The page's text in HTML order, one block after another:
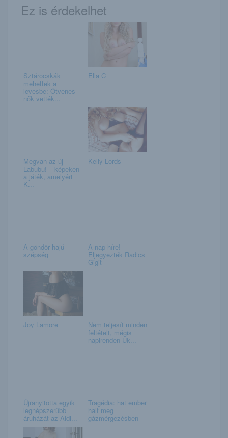
Ez is érdekelhet
Sztárocskák
mehettek a
levesbe: Ötvenes
nők vették...
Ella C
Megvan az új
Labubu! – képeken
a játék, amelyért
K...
Kelly Lords
A göndör hajú
szépség
A nap híre!
Eljegyezték Radics
Gigit
Joy Lamore Nem teljesít minden
feltételt, mégis
napirenden Uk...
Újranyitotta egyik
legnépszerűbb
áruházát az Aldi...
Tragédia: hat ember
halt meg
gázmérgezésben